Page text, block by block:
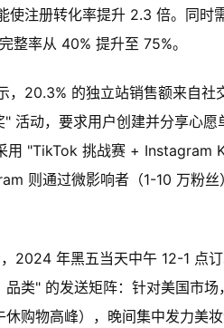
使注册转化率提升 2.3 倍。同时
整率从 40% 提升至 75%。
20.3% 的独立站销售额来自社
活动，要求用户创建并分享心愿
用 "TikTok 挑战赛 + Instagram
则通过微影响者（1-10 万粉丝
2024 年黑五当天中午 12-1 点
类" 的发送矩阵：针对美国市场
购物高峰），晚间集中发力美